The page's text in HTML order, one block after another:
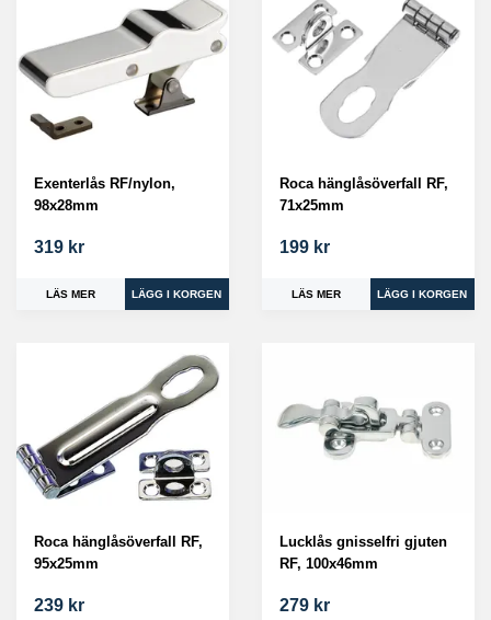
Exenterlås RF/nylon,
98x28mm
319 kr
LÄS MER
Roca hänglåsöverfall RF,
71x25mm
199 kr
LÄS MER
Roca hänglåsöverfall RF,
95x25mm
239 kr
Lucklås gnisselfri gjuten
RF, 100x46mm
279 kr